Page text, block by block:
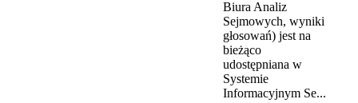
Biura Analiz
Sejmowych, wyniki
głosowań) jest na
bieżąco
udostępniana w
Systemie
Informacyjnym Se...